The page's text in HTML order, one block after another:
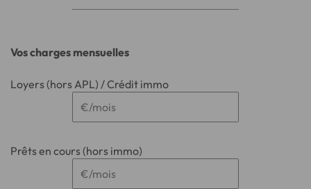
Vos charges mensuelles
Loyers (hors APL) / Crédit immo
Prêts en cours (hors immo)